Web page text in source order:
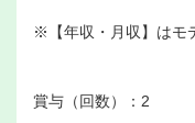
※【年収・月収】はモ
賞与（回数）：2